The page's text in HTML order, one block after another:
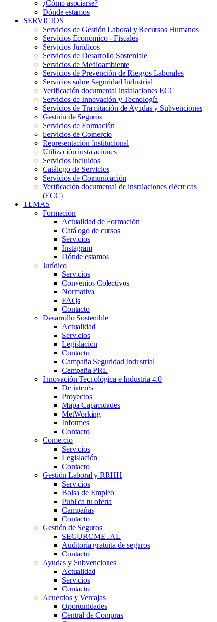
¿Cómo asociarse?
Dónde estamos
SERVICIOS
Servicios de Gestión Laboral y Recursos Humanos
Servicios Económico - Fiscales
Servicios Jurídicos
Servicios de Desarrollo Sostenible
Servicios de Medioambiente
Servicios de Prevención de Riesgos Laborales
Servicios sobre Seguridad Industrial
Verificación documental instalaciones ECC
Servicios de Innovación y Tecnología
Servicios de Tramitación de Ayudas y Subvenciones
Gestión de Seguros
Servicios de Formación
Servicios de Comercio
Representación Institucional
Utilización instalaciones
Servicios incluidos
Catálogo de Servicios
Servicios de Comunicación
Verificación documental de instalaciones eléctricas
(ECC)
TEMAS
Formación
Actualidad de Formación
Catálogo de cursos
Servicios
Instagram
Dónde estamos
Jurídico
Servicios
Convenios Colectivos
Normativa
FAQs
Contacto
Desarrollo Sostenible
Actualidad
Servicios
Legislación
Contacto
Campaña Seguridad Industrial
Campaña PRL
Innovación Tecnológica e Industria 4.0
De interés
Proyectos
Mapa Capacidades
MetWorking
Informes
Contacto
Comercio
Servicios
Legislación
Contacto
Gestión Laboral y RRHH
Servicios
Bolsa de Empleo
Publica tu oferta
Campañas
Contacto
Gestión de Seguros
SEGUROMETAL
Auditoría gratuita de seguros
Contacto
Ayudas y Subvenciones
Actualidad
Servicios
Contacto
Acuerdos y Ventajas
Oportunidades
Central de Compras